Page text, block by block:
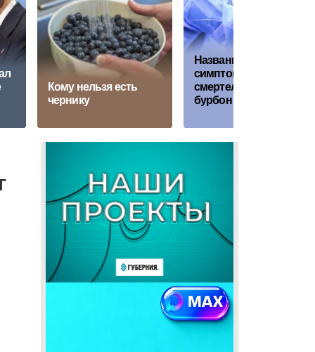
Кому нельзя есть
чернику
Названы главные
симптомы
смертельного вируса
бурбон